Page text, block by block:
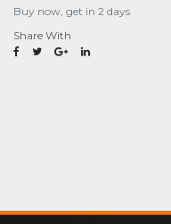
Buy now, get in 2 days
Share With